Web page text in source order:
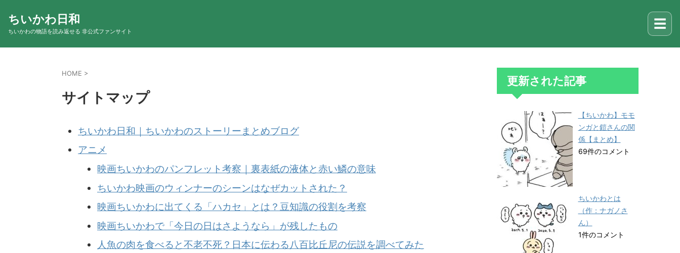
ちいかわ日和
ちいかわの物語を読み返せる 非公式ファンサイト ☰
HOME >
サイトマップ
ちいかわ日和｜ちいかわのストーリーまとめブログ
アニメ
映画ちいかわのパンフレット考察｜裏表紙の液体と赤い鱗の意味
ちいかわ映画のウィンナーのシーンはなぜカットされた？
映画ちいかわに出てくる「ハカセ」とは？豆知識の役割を考察
映画ちいかわで「今日の日はさようなら」が残したもの
人魚の肉を食べると不老不死？日本に伝わる八百比丘尼の伝説を調べてみた
更新された記事
【ちいかわ】モモ
ンガと鎧さんの関
係【まとめ】
69件のコメント
ちいかわとは
（作：ナガノさ
ん）
1件のコメント